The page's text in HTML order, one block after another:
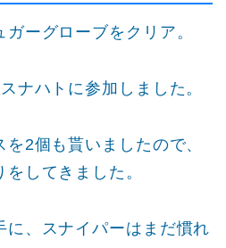
ーグローブをクリア。
ナハトに参加しました。
2個も貰いましたので、
してきました。
に、スナイパーはまだ慣れ